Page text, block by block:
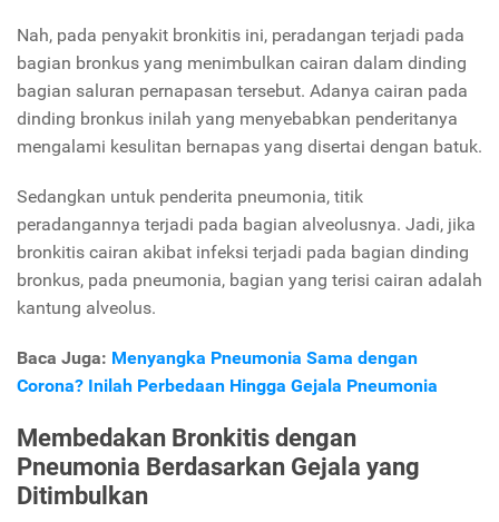
Nah, pada penyakit bronkitis ini, peradangan terjadi pada
bagian bronkus yang menimbulkan cairan dalam dinding
bagian saluran pernapasan tersebut. Adanya cairan pada
dinding bronkus inilah yang menyebabkan penderitanya
mengalami kesulitan bernapas yang disertai dengan batuk.
Sedangkan untuk penderita pneumonia, titik
peradangannya terjadi pada bagian alveolusnya. Jadi, jika
bronkitis cairan akibat infeksi terjadi pada bagian dinding
bronkus, pada pneumonia, bagian yang terisi cairan adalah
kantung alveolus.
Baca Juga: Menyangka Pneumonia Sama dengan
Corona? Inilah Perbedaan Hingga Gejala Pneumonia
Membedakan Bronkitis dengan
Pneumonia Berdasarkan Gejala yang
Ditimbulkan